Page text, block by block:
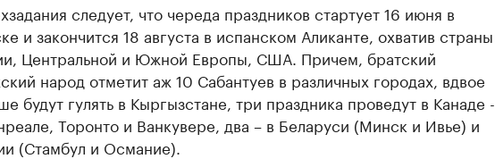
следует, что череда праздников стартует 16 июня в
и закончится 18 августа в испанском Аликанте, охватив страны
Центральной и Южной Европы, США. Причем, братский
народ отметит аж 10 Сабантуев в различных городах, вдвое
будут гулять в Кыргызстане, три праздника проведут в Канаде -
Торонто и Ванкувере, два – в Беларуси (Минск и Ивье) и
(Стамбул и Османие).